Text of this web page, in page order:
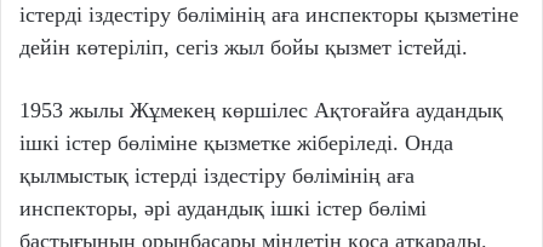
істерді іздестіру бөлімінің аға инспекторы қызметіне
дейін көтеріліп, сегіз жыл бойы қызмет істейді.
1953 жылы Жұмекең көршілес Ақтоғайға аудандық
ішкі істер бөліміне қызметке жіберіледі. Онда
қылмыстық істерді іздестіру бөлімінің аға
инспекторы, әрі аудандық ішкі істер бөлімі
бастығының орынбасары міндетін қоса атқарады.